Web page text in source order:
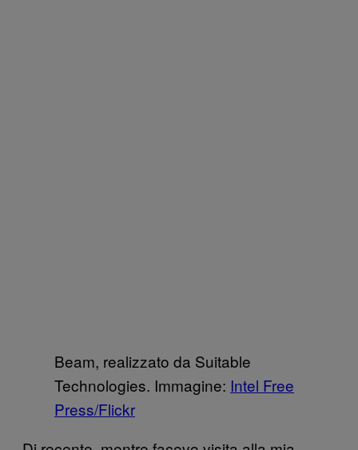
Beam, realizzato da Suitable
Technologies. Immagine: Intel Free
Press/Flickr